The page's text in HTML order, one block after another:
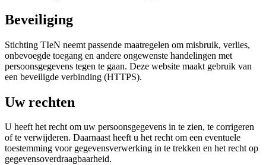
Beveiliging
Stichting TIeN neemt passende maatregelen om misbruik, verlies,
onbevoegde toegang en andere ongewenste handelingen met
persoonsgegevens tegen te gaan. Deze website maakt gebruik van
een beveiligde verbinding (HTTPS).
Uw rechten
U heeft het recht om uw persoonsgegevens in te zien, te corrigeren
of te verwijderen. Daarnaast heeft u het recht om een eventuele
toestemming voor gegevensverwerking in te trekken en het recht op
gegevensoverdraagbaarheid.